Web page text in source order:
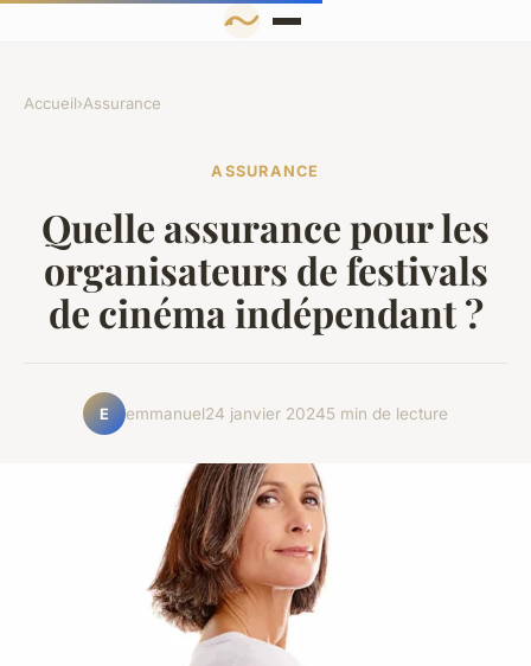
Accueil›Assurance
ASSURANCE
Quelle assurance pour les
organisateurs de festivals
de cinéma indépendant ?
E emmanuel24 janvier 20245 min de lecture